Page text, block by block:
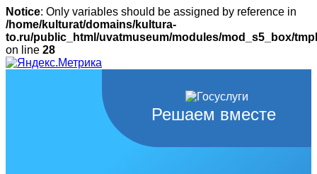
Notice: Only variables should be assigned by reference in
/home/kulturat/domains/kultura-
to.ru/public_html/uvatmuseum/modules/mod_s5_box/
on line 28
Решаем вместе